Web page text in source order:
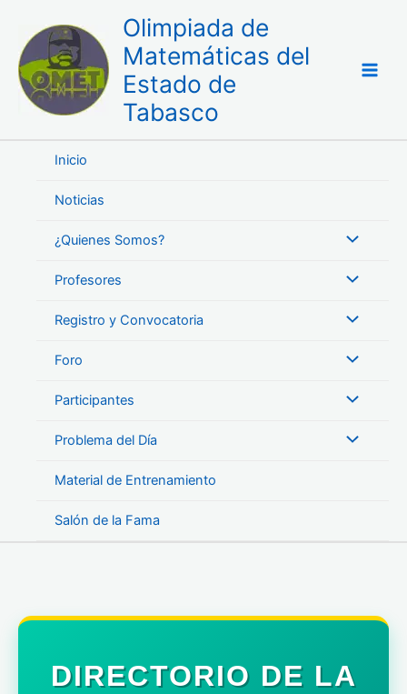
contenido
Olimpiada de
Matemáticas del
Estado de
Tabasco
Inicio
Noticias
¿Quienes Somos?
Profesores
Registro y Convocatoria
Foro
Participantes
Problema del Día
Material de Entrenamiento
Salón de la Fama
DIRECTORIO DE LA